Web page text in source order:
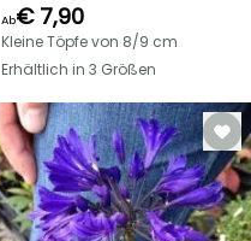
Ab€ 7,90
Kleine Töpfe von 8/9 cm
Erhältlich in 3 Größen